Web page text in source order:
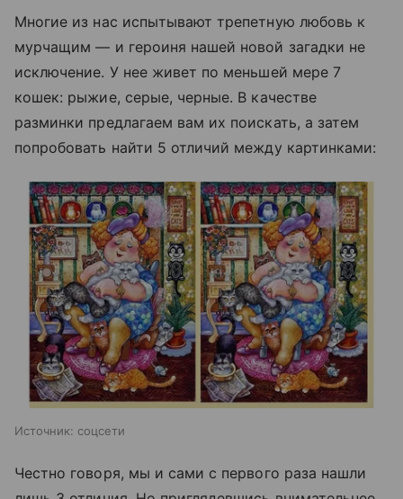
Многие из нас испытывают трепетную любовь к
мурчащим — и героиня нашей новой загадки не
исключение. У нее живет по меньшей мере 7
кошек: рыжие, серые, черные. В качестве
разминки предлагаем вам их поискать, а затем
попробовать найти 5 отличий между картинками:
Источник: соцсети
Честно говоря, мы и сами с первого раза нашли